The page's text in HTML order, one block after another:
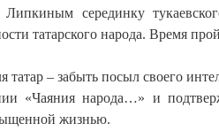
Липкиным серединку
татарского народа. Время
татар – забыть посыл своего
«Чаяния народа…» и
жизнью.